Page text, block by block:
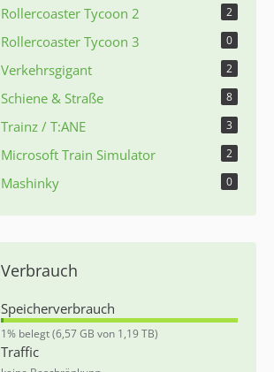
Rollercoaster Tycoon 2 2
Rollercoaster Tycoon 3 0
Verkehrsgigant 2
Schiene & Straße 8
Trainz / T:ANE 3
Microsoft Train Simulator 2
Mashinky 0
Verbrauch
Speicherverbrauch
0
,
5
1% belegt (6,57 GB von 1,19 TB)
Traffic